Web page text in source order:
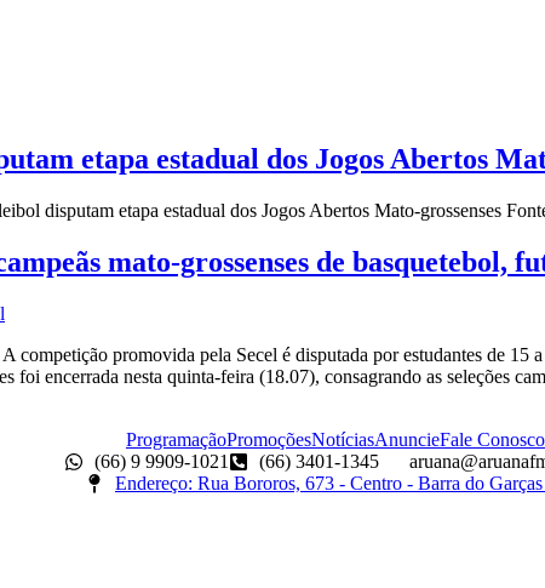
etapa estadual dos Jogos Abertos
disputam etapa estadual dos Jogos Abertos Mato-grossenses
mato-grossenses de basquetebol,
promovida pela Secel é disputada por estudantes de
foi encerrada nesta quinta-feira (18.07), consagrando as seleções
ProgramaçãoPromoçõesNotíciasAnuncieFale Conosco
(66) 9 9909-1021
(66) 3401-1345
Endereço: Rua Bororos, 673 - Centro - Barra do